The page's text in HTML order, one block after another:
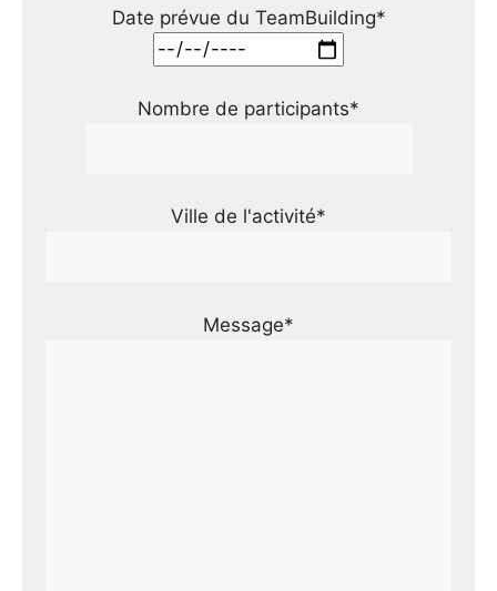
Date prévue du TeamBuilding*
Nombre de participants*
Ville de l'activité*
Message*